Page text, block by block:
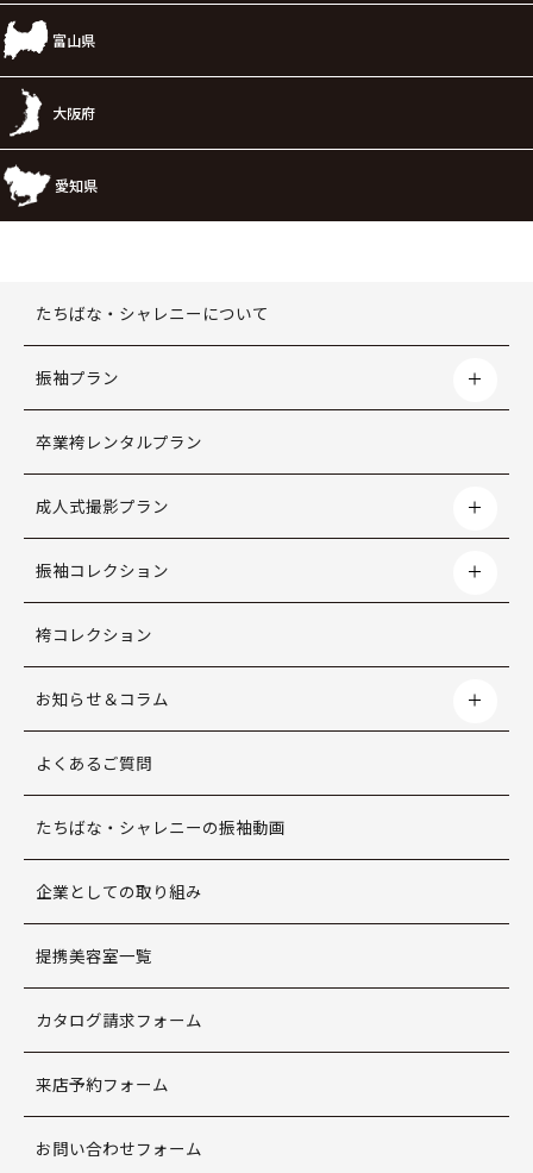
富山県
大阪府
愛知県
たちばな・シャレニーについて
振袖プラン
卒業袴レンタルプラン
成人式撮影プラン
振袖コレクション
袴コレクション
お知らせ＆コラム
よくあるご質問
たちばな・シャレニーの振袖動画
企業としての取り組み
提携美容室一覧
カタログ請求フォーム
来店予約フォーム
お問い合わせフォーム